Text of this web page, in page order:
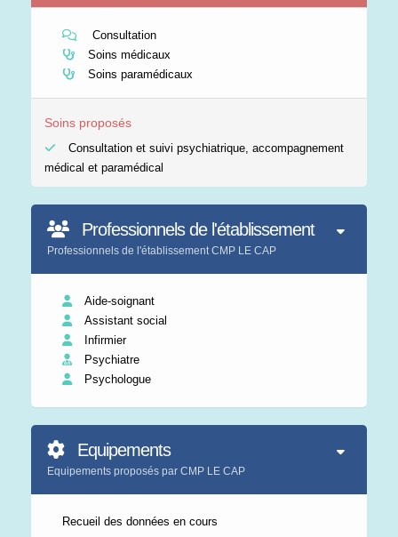
Consultation
Soins médicaux
Soins paramédicaux
Soins proposés
Consultation et suivi psychiatrique, accompagnement
médical et paramédical
Professionnels de l'établissement
Professionnels de l'établissement CMP LE CAP
Aide-soignant
Assistant social
Infirmier
Psychiatre
Psychologue
Equipements
Equipements proposés par CMP LE CAP
Recueil des données en cours